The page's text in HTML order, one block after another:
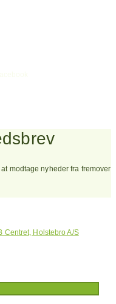
modtage nyheder fra fremover
Centret, Holstebro A/S